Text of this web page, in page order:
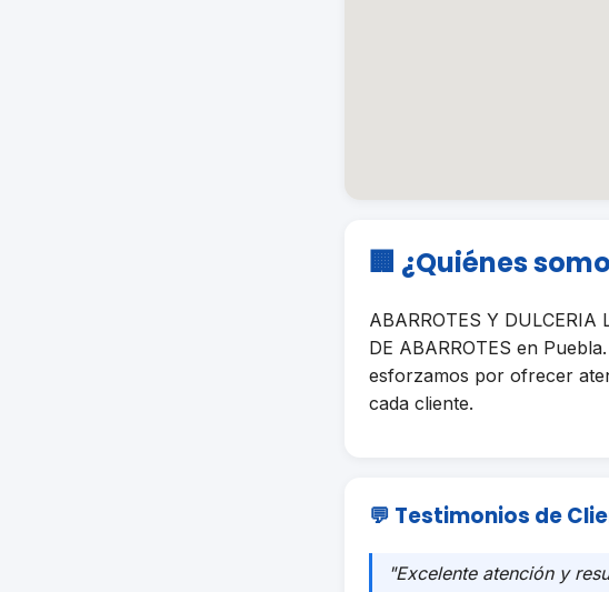
🏢 ¿Quiénes
ABARROTES Y
DE ABARROTES en
esforzamos por ofrecer
cada cliente.
💬 Testimonios de
"Excelente atención y